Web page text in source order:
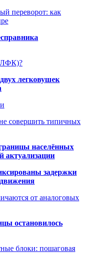
переворот: как
(ЛФК)?
легковушек
совершить типичных
населённых
актуализации
задержки
движения
от аналоговых
остановилось
блоки: пошаговая